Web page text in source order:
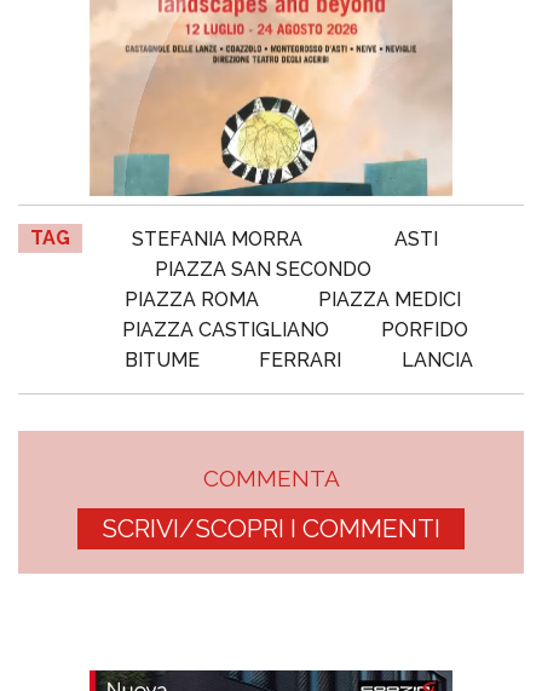
TAG STEFANIA MORRA
ASTI
PIAZZA SAN SECONDO
PIAZZA ROMA
PIAZZA MEDICI
PIAZZA CASTIGLIANO
PORFIDO
BITUME
FERRARI LANCIA
COMMENTA
SCRIVI/SCOPRI I COMMENTI